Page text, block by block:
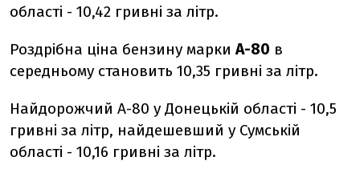
області - 10,42 гривні за літр.
Роздрібна ціна бензину маркиА-80 в
середньому становить 10,35 гривні за літр.
Найдорожчий А-80 у Донецькій області - 10,5
гривні за літр, найдешевший у Сумській
області - 10,16 гривні за літр.